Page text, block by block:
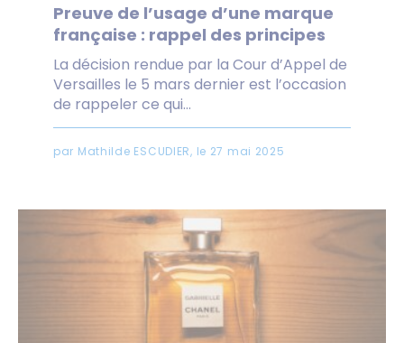
Preuve de l’usage d’une marque
française : rappel des principes
La décision rendue par la Cour d’Appel de
Versailles le 5 mars dernier est l’occasion
de rappeler ce qui...
par Mathilde ESCUDIER, le 27 mai 2025